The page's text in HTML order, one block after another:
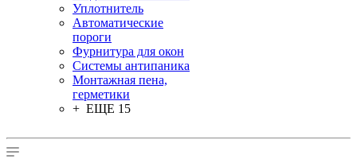
Уплотнитель
Автоматические
пороги
Фурнитура для окон
Системы антипаника
Монтажная пена,
герметики
+ ЕЩЕ 15